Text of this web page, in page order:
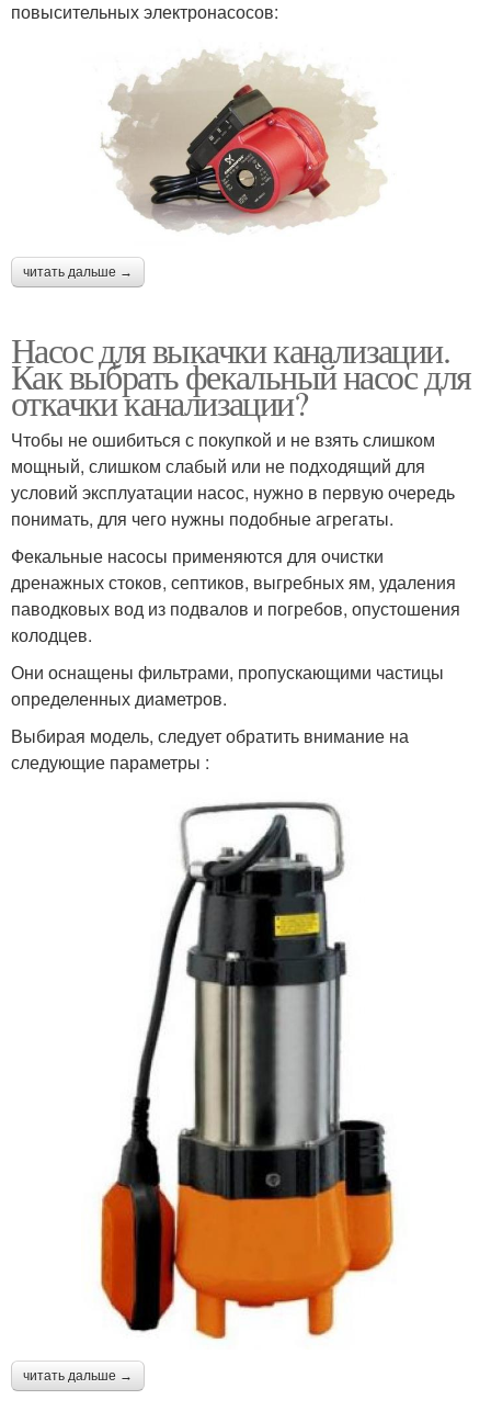
повысительных электронасосов:
читать дальше →
Насос для выкачки канализации.
Как выбрать фекальный насос для
откачки канализации?
Чтобы не ошибиться с покупкой и не взять слишком
мощный, слишком слабый или не подходящий для
условий эксплуатации насос, нужно в первую очередь
понимать, для чего нужны подобные агрегаты.
Фекальные насосы применяются для очистки
дренажных стоков, септиков, выгребных ям, удаления
паводковых вод из подвалов и погребов, опустошения
колодцев.
Они оснащены фильтрами, пропускающими частицы
определенных диаметров.
Выбирая модель, следует обратить внимание на
следующие параметры :
читать дальше →